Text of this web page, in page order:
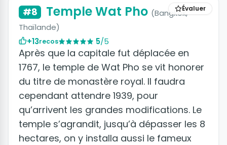
Évaluer
#8 Temple Wat Pho (Bangkok,
Thaïlande)
+13recos 5/5
Après que la capitale fut déplacée en
1767, le temple de Wat Pho se vit honorer
du titre de monastère royal. Il faudra
cependant attendre 1939, pour
qu’arrivent les grandes modifications. Le
temple s’agrandit, jusqu’à dépasser les 8
hectares, on y installa aussi le fameux